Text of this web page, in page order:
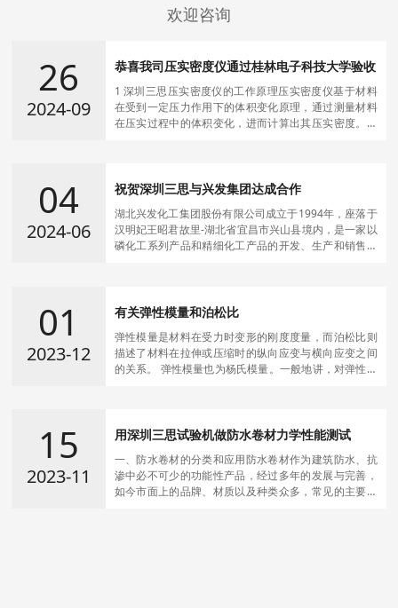
欢迎咨询
26
2024-09
恭喜我司压实密度仪通过桂林电子科技大学验收
1 深圳三思压实密度仪的工作原理压实密度仪基于材料
在受到一定压力作用下的体积变化原理，通过测量材料
在压实过程中的体积变化，进而计算出其压实密度。该
力，同时利用体积测量系统实时监测材料的体积变化，
技大学简介桂林
04
2024-06
祝贺深圳三思与兴发集团达成合作
湖北兴发化工集团股份有限公司成立于1994年，座落于
汉明妃王昭君故里-湖北省宜昌市兴山县境内，是一家以
磷化工系列产品和精细化工产品的开发、生产和销售为
多年的发展，公司已成为中国最大的精细磷酸盐生产企
01
2023-12
有关弹性模量和泊松比
弹性模量是材料在受力时变形的刚度度量，而泊松比则
描述了材料在拉伸或压缩时的纵向应变与横向应变之间
的关系。 弹性模量也为杨氏模量。一般地讲，对弹性体
程度的指标，其值越大，使材料发生一定弹性变形的应
15
2023-11
用深圳三思试验机做防水卷材力学性能测试
一、防水卷材的分类和应用防水卷材作为建筑防水、抗
渗中必不可少的功能性产品，经过多年的发展与完善，
如今市面上的品牌、材质以及种类众多，常见的主要有